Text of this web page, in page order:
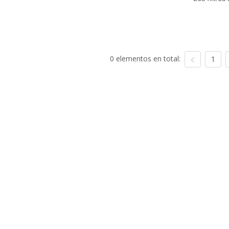
0 elementos en total: 1